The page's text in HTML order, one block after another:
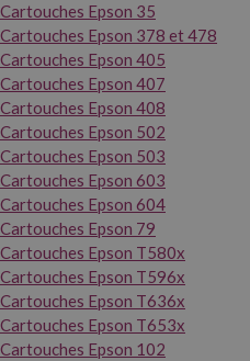
Cartouches Epson 35
Cartouches Epson 378 et 478
Cartouches Epson 405
Cartouches Epson 407
Cartouches Epson 408
Cartouches Epson 502
Cartouches Epson 503
Cartouches Epson 603
Cartouches Epson 604
Cartouches Epson 79
Cartouches Epson T580x
Cartouches Epson T596x
Cartouches Epson T636x
Cartouches Epson T653x
Cartouches Epson 102